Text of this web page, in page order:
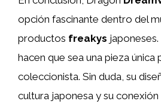
opción fascinante dentro del
productos freakys
hacen que sea una pieza única
coleccionista. Sin duda, su
cultura japonesa y su